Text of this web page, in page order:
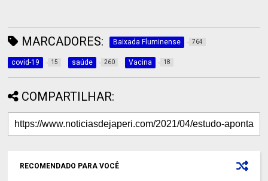
MARCADORES: Baixada Fluminense 764
covid-19 15 saúde 260 Vacina 18
COMPARTILHAR:
RECOMENDADO PARA VOCÊ